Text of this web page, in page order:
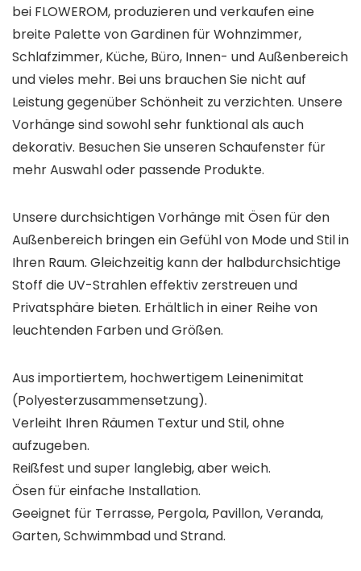
bei FLOWEROM, produzieren und verkaufen eine
breite Palette von Gardinen für Wohnzimmer,
Schlafzimmer, Küche, Büro, Innen- und Außenbereich
und vieles mehr. Bei uns brauchen Sie nicht auf
Leistung gegenüber Schönheit zu verzichten. Unsere
Vorhänge sind sowohl sehr funktional als auch
dekorativ. Besuchen Sie unseren Schaufenster für
mehr Auswahl oder passende Produkte.
Unsere durchsichtigen Vorhänge mit Ösen für den
Außenbereich bringen ein Gefühl von Mode und Stil in
Ihren Raum. Gleichzeitig kann der halbdurchsichtige
Stoff die UV-Strahlen effektiv zerstreuen und
Privatsphäre bieten. Erhältlich in einer Reihe von
leuchtenden Farben und Größen.
Aus importiertem, hochwertigem Leinenimitat
(Polyesterzusammensetzung).
Verleiht Ihren Räumen Textur und Stil, ohne
aufzugeben.
Reißfest und super langlebig, aber weich.
Ösen für einfache Installation.
Geeignet für Terrasse, Pergola, Pavillon, Veranda,
Garten, Schwimmbad und Strand.